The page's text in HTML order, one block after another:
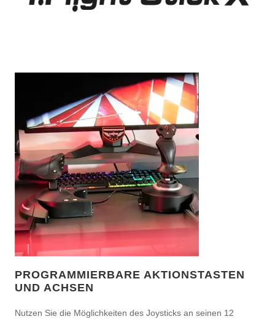
PROGRAMMIERBARE AKTIONSTASTEN
UND ACHSEN
Nutzen Sie die Möglichkeiten des Joysticks an seinen 12